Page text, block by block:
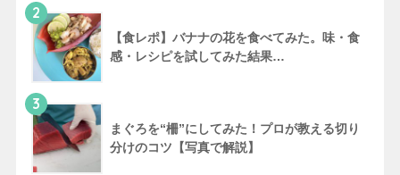
2
【食レポ】バナナの花を食べてみた。味・食
感・レシピを試してみた結果…
3
まぐろを“柵”にしてみた！プロが教える切り
分けのコツ【写真で解説】